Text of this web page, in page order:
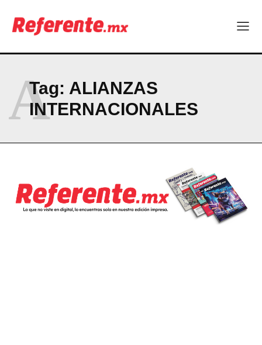
Empresas Responsables 2026?
ABOUT
CONTACT
Tag: ALIANZAS
INTERNACIONALES
A